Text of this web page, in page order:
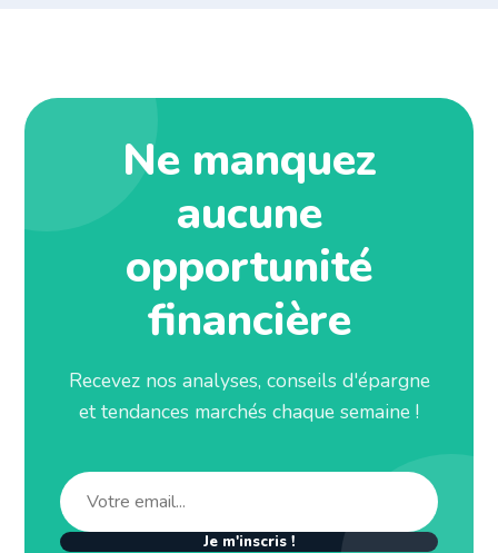
Ne manquez
aucune
opportunité
financière
Recevez nos analyses, conseils d'épargne
et tendances marchés chaque semaine !
Je m'inscris !